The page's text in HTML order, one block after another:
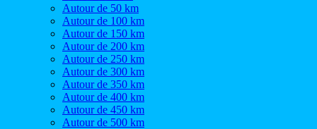
Autour de 50 km
Autour de 100 km
Autour de 150 km
Autour de 200 km
Autour de 250 km
Autour de 300 km
Autour de 350 km
Autour de 400 km
Autour de 450 km
Autour de 500 km